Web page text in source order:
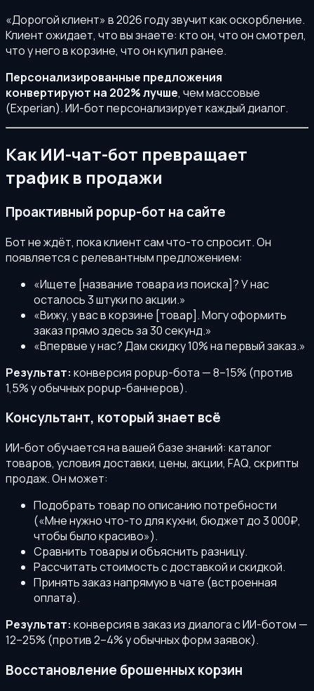
«Дорогой клиент» в 2026 году звучит как оскорбление.
Клиент ожидает, что вы знаете: кто он, что он смотрел,
что у него в корзине, что он купил ранее.
Персонализированные предложения
конвертируют на 202% лучше, чем массовые
(Experian). ИИ-бот персонализирует каждый диалог.
Как ИИ-чат-бот превращает
трафик в продажи
Проактивный popup-бот на сайте
Бот не ждёт, пока клиент сам что-то спросит. Он
появляется с релевантным предложением:
«Ищете [название товара из поиска]? У нас
осталось 3 штуки по акции.»
«Вижу, у вас в корзине [товар]. Могу оформить
заказ прямо здесь за 30 секунд.»
«Впервые у нас? Дам скидку 10% на первый заказ.»
Результат: конверсия popup-бота — 8–15% (против
1,5% у обычных popup-баннеров).
Консультант, который знает всё
ИИ-бот обучается на вашей базе знаний: каталог
товаров, условия доставки, цены, акции, FAQ, скрипты
продаж. Он может:
Подобрать товар по описанию потребности
(«Мне нужно что-то для кухни, бюджет до 3 000₽,
чтобы было красиво»).
Сравнить товары и объяснить разницу.
Рассчитать стоимость с доставкой и скидкой.
Принять заказ напрямую в чате (встроенная
оплата).
Результат: конверсия в заказ из диалога с ИИ-ботом —
12–25% (против 2–4% у обычных форм заявок).
Восстановление брошенных корзин